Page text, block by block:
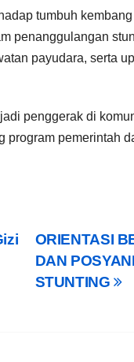
tumbuh
penanggulangan
payudara, serta
penggerak di
pemerintah
ORIENTASI
DAN
STUNTING